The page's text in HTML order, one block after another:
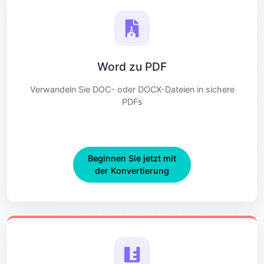
Word zu PDF
Verwandeln Sie DOC- oder DOCX-Dateien in sichere
PDFs
Beginnen Sie jetzt mit
der Konvertierung